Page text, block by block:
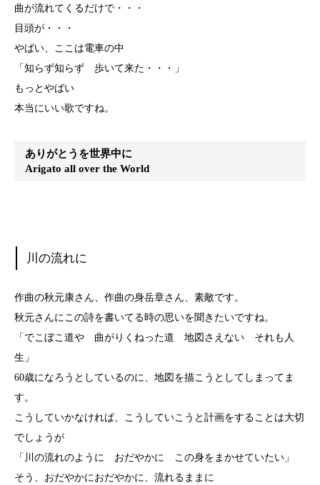
曲が流れてくるだけで・・・
目頭が・・・
やばい、ここは電車の中
「知らず知らず 歩いて来た・・・」
もっとやばい
本当にいい歌ですね。
ありがとうを世界中に
Arigato all over the World
川の流れに
作曲の秋元康さん、作曲の身岳章さん、素敵です。
秋元さんにこの詩を書いてる時の思いを聞きたいですね。
「でこぼこ道や 曲がりくねった道 地図さえない それも人
生」
60歳になろうとしているのに、地図を描こうとしてしまってま
す。
こうしていかなければ、こうしていこうと計画をすることは大切
でしょうが
「川の流れのように おだやかに この身をまかせていたい」
そう、おだやかにおだやかに、流れるままに